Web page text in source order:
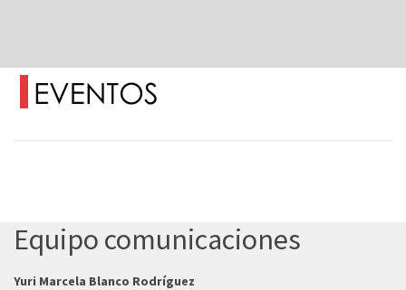
Equipo comunicaciones
Yuri Marcela Blanco Rodríguez